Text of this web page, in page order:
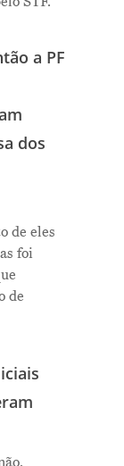
a PF
dos
de eles
foi
de